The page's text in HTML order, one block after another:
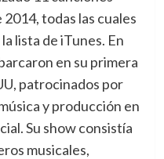
todas las cuales
lista de iTunes. En
en su primera
patrocinados por
y producción en
Su show consistía
musicales,